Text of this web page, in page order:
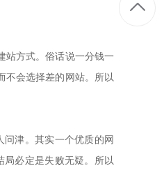
站方式。俗话说一分钱一
不会选择差的网站。所以
津。其实一个优质的网
局必定是失败无疑。所以